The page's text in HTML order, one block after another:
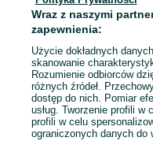
Mapa miejscowości
Mapa ministron
Popularne wyszukiwania
Wraz z naszymi
zapewnienia:
Użycie dokładnych
skanowanie
Rozumienie odbiorców
różnych źródeł.
dostęp do nich. Pomiar
usług. Tworzenie profili w
profili w celu
ograniczonych danych do